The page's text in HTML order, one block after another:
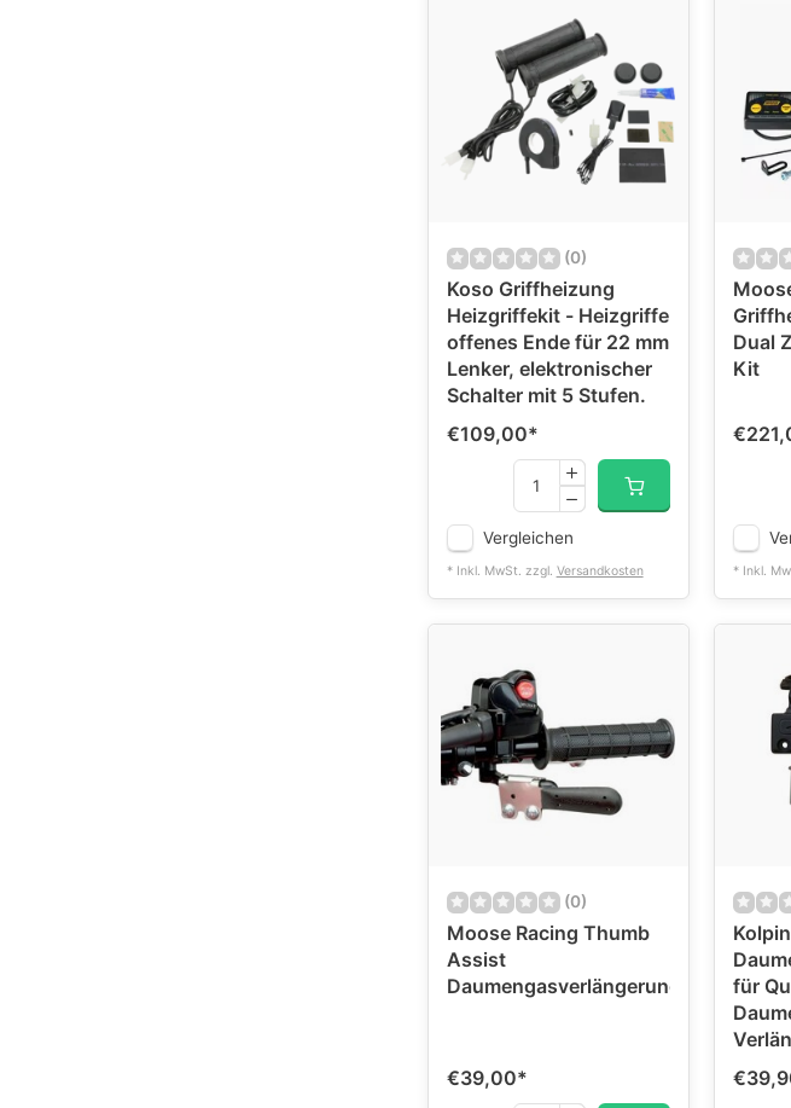
(0)
Koso Griffheizung
Heizgriffekit - Heizgriffe
offenes Ende für 22 mm
Lenker, elektronischer
Schalter mit 5 Stufen.
€109,00*
Vergleichen
* Inkl. MwSt. zzgl. Versandkosten
Dual
Kit
* Inkl.
(0)
Moose Racing Thumb
Assist
Daumengasverlängerung
€39,00*
Kolpin
für